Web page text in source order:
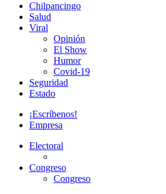
Chilpancingo
Salud
Viral
Opinión
El Show
Humor
Covid-19
Seguridad
Estado
¡Escríbenos!
Empresa
Electoral
Congreso
Congreso